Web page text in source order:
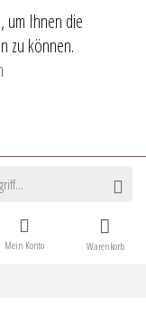
um Ihnen die
zu können.
Warenkorb
Mein Konto